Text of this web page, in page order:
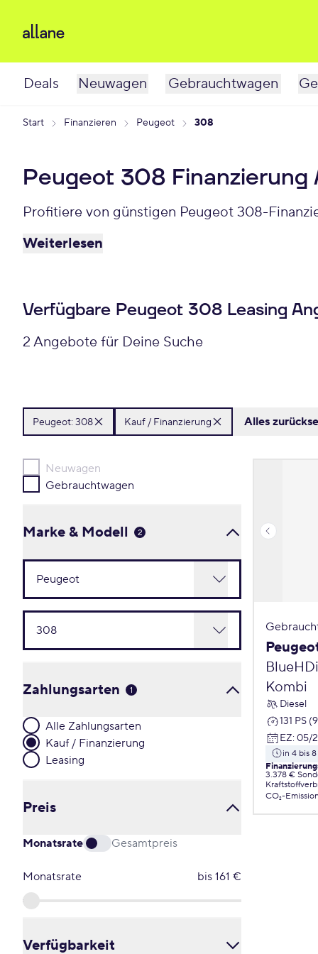
Deals Neuwagen Gebrauchtwagen
Start Finanzieren Peugeot 308
Peugeot 308 Finanzierung
Profitiere von günstigen Peugeot 308-
Weiterlesen
Verfügbare Peugeot 308 Leasing
2 Angebote für Deine Suche
Peugeot: 308 Kauf / Finanzierung Alles
Neuwagen
Gebrauchtwagen
Marke & Modell 2
Zahlungsarten 1
Alle Zahlungsarten
Kauf / Finanzierung
Leasing
Preis
Monatsrate Gesamtpreis
Monatsrate bis 161 €
Verfügbarkeit
Kombi
Diesel
131 PS
EZ: 05/
in 4 bis
3.378 €
CO₂-